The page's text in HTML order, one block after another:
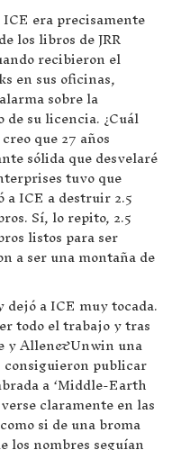
era precisamente
los libros de JRR
recibieron el
en sus oficinas,
sobre la
su licencia. ¿Cuál
que 27 años
sólida que desvelaré
tuvo que
ICE a destruir 2.5
Sí, lo repito, 2.5
listos para ser
a ser una montaña de
a ICE muy tocada.
todo el trabajo y tras
y Allen&Unwin una
publicar
a ‘Middle-Earth
claramente en las
si de una broma